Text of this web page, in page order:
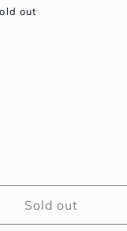
out
Sold out